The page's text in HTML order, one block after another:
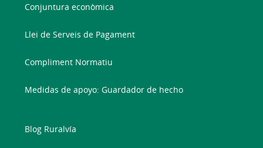
Conjuntura econòmica
Llei de Serveis de Pagament
Compliment Normatiu
Medidas de apoyo: Guardador de hecho
Blog Ruralvía